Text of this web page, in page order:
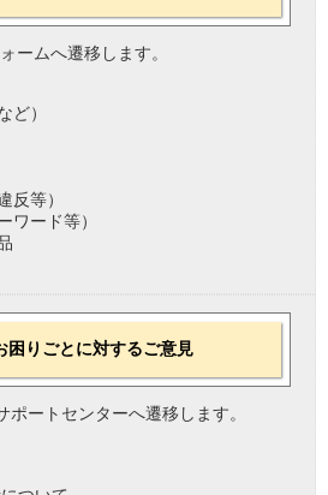
ームへ遷移します。
ど）
反等）
ワード等）
困りごとに対するご意見
ポートセンターへ遷移します。